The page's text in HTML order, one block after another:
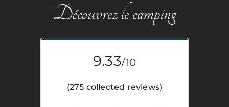
Découvrez le camping